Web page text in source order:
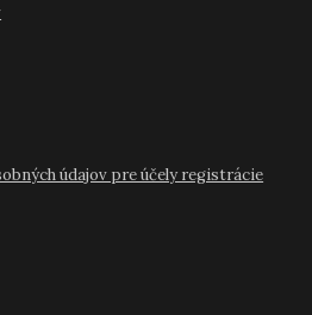
údajov pre účely registrácie